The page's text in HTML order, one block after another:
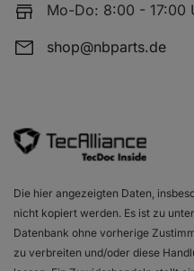
Mo-Do: 8:00 - 17:00
shop@nbparts.de
Die hier angezeigten Daten,
nicht kopiert werden. Es ist zu
Datenbank ohne vorherige
zu verbreiten und/oder diese